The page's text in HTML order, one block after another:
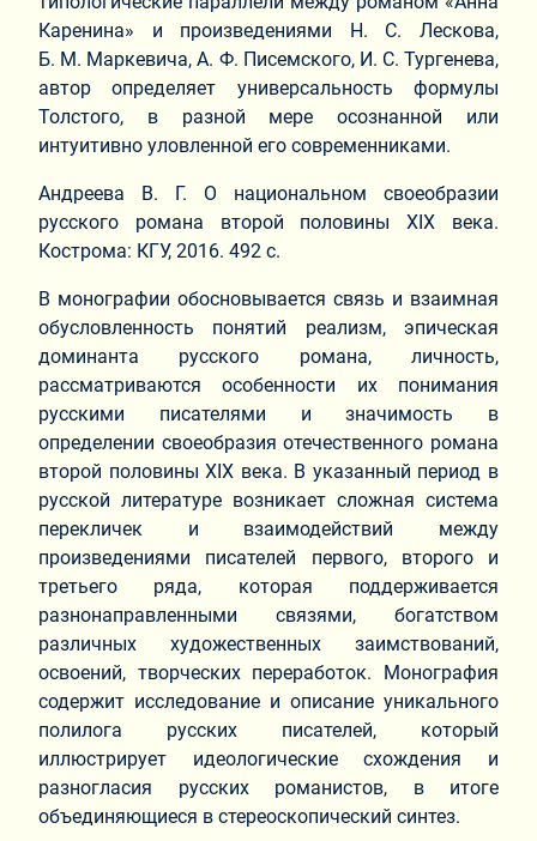
Каренина» и произведениями Н. С. Лескова,
Б. М. Маркевича, А. Ф. Писемского, И. С. Тургенева,
автор определяет универсальность формулы
Толстого, в разной мере осознанной или
интуитивно уловленной его современниками.
Андреева В. Г. О национальном своеобразии
русского романа второй половины XIX века.
Кострома: КГУ, 2016. 492 с.
В монографии обосновывается связь и взаимная
обусловленность понятий реализм, эпическая
доминанта русского романа, личность,
рассматриваются особенности их понимания
русскими писателями и значимость в
определении своеобразия отечественного романа
второй половины XIX века. В указанный период в
русской литературе возникает сложная система
перекличек и взаимодействий между
произведениями писателей первого, второго и
третьего ряда, которая поддерживается
разнонаправленными связями, богатством
различных художественных заимствований,
освоений, творческих переработок. Монография
содержит исследование и описание уникального
полилога русских писателей, который
иллюстрирует идеологические схождения и
разногласия русских романистов, в итоге
объединяющиеся в стереоскопический синтез.